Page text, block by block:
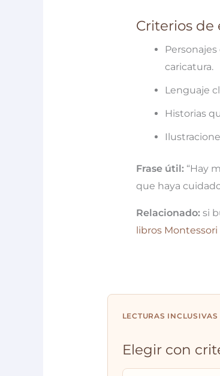
Criterios de
caricatura.
Lenguaje
Historias
Frase útil:“Hay
que haya
Relacionado:si
libros
LECTURAS INCLUSIVAS
Elegir con